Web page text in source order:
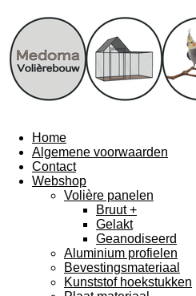
Home
Algemene voorwaarden
Contact
Webshop
Volière panelen
Bruut +
Gelakt
Geanodiseerd
Aluminium profielen
Bevestingsmateriaal
Kunststof hoekstukken